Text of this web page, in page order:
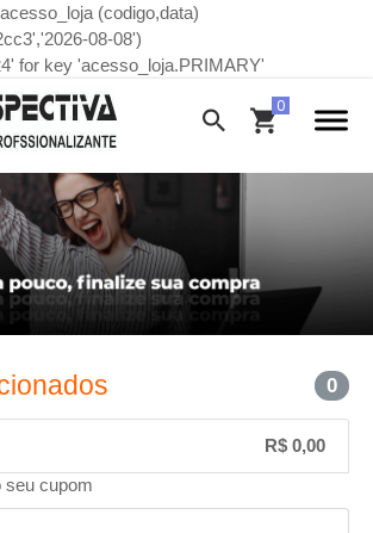
(codigo,data)
08-08')
for key 'acesso_loja.PRIMARY'
0
R$ 0,00
seu cupom